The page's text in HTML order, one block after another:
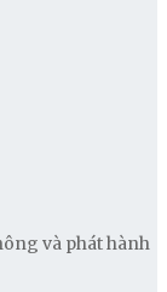
và phát hành